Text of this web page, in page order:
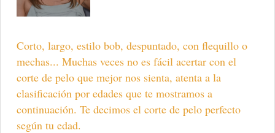
Corto, largo, estilo bob, despuntado, con flequillo o
mechas... Muchas veces no es fácil acertar con el
corte de pelo que mejor nos sienta, atenta a la
clasificación por edades que te mostramos a
continuación. Te decimos el corte de pelo perfecto
según tu edad.